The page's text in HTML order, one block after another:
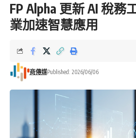
FP Alpha 更新 AI 稅務
業加速智慧應用
商傳媒Published: 2026/06/06